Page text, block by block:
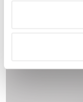
Antikorózna